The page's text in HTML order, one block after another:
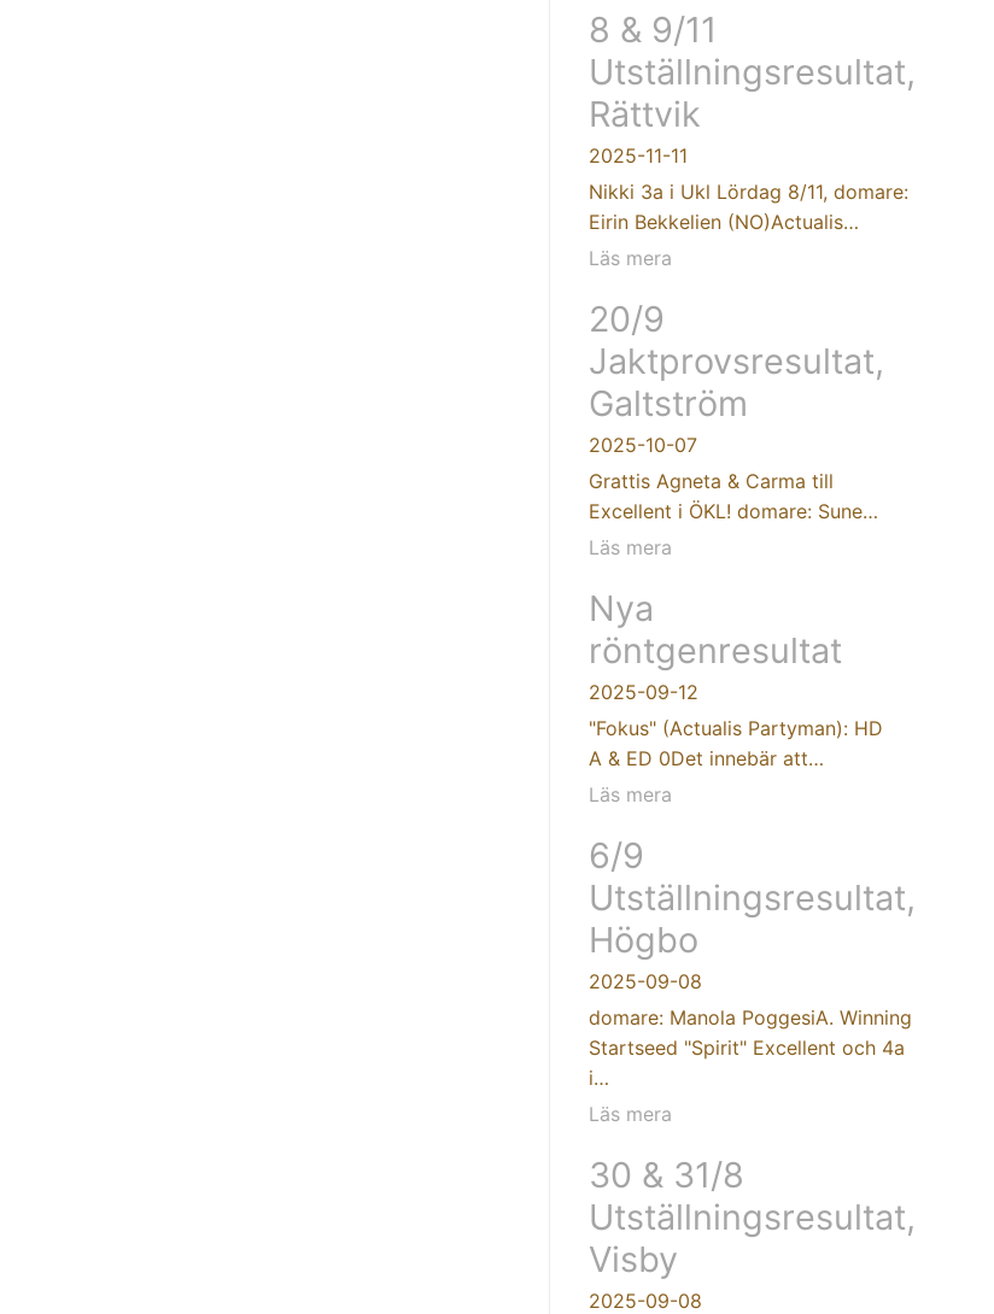
8 & 9/11
Utställningsresultat,
Rättvik
2025-11-11
Nikki 3a i Ukl Lördag 8/11, domare:
Eirin Bekkelien (NO)Actualis…
Läs mera
20/9
Jaktprovsresultat,
Galtström
2025-10-07
Grattis Agneta & Carma till
Excellent i ÖKL! domare: Sune…
Läs mera
Nya
röntgenresultat
2025-09-12
"Fokus" (Actualis Partyman): HD
A & ED 0Det innebär att…
Läs mera
6/9
Utställningsresultat,
Högbo
2025-09-08
domare: Manola PoggesiA. Winning
Startseed "Spirit" Excellent och 4a
i…
Läs mera
30 & 31/8
Utställningsresultat,
Visby
2025-09-08